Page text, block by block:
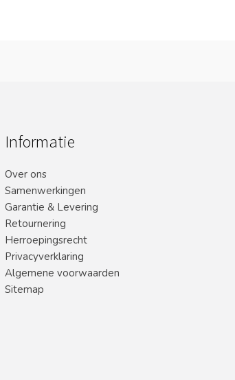
Informatie
Over ons
Samenwerkingen
Garantie & Levering
Retournering
Herroepingsrecht
Privacyverklaring
Algemene voorwaarden
Sitemap